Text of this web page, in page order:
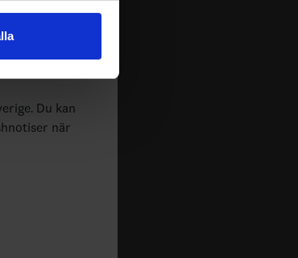
från din enhet
informationen
Du kan
när